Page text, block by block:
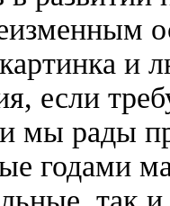
и
если
мы рады
годами